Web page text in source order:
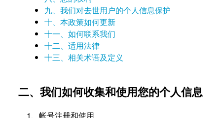
九、我们对去世用户的个人信息保护
十、本政策如何更新
十一、如何联系我们
十二、适用法律
十三、相关术语及定义
二、我们如何收集和使用您的个人信息
1、帐号注册和使用